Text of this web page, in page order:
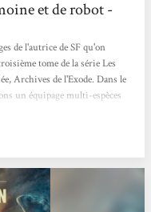
et de robot -
de l'autrice de SF qu'on
tome de la série Les
Archives de l'Exode. Dans le
un équipage multi-espèces
il s'intéressait à une